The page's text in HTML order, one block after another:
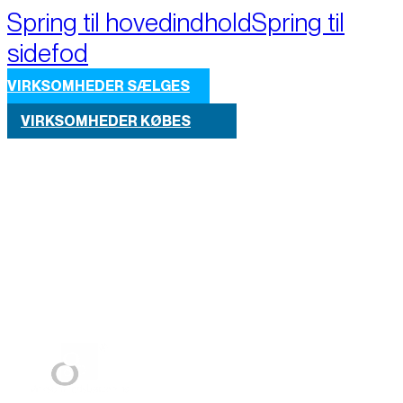
Spring til hovedindholdSpring til
sidefod
VIRKSOMHEDER SÆLGES
VIRKSOMHEDER KØBES